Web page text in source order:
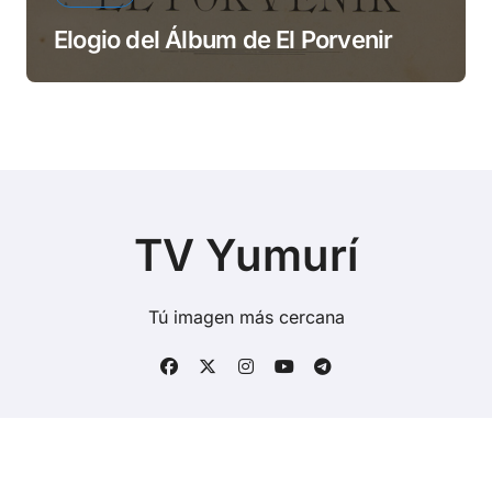
Elogio del Álbum de El Porvenir
TV Yumurí
Tú imagen más cercana